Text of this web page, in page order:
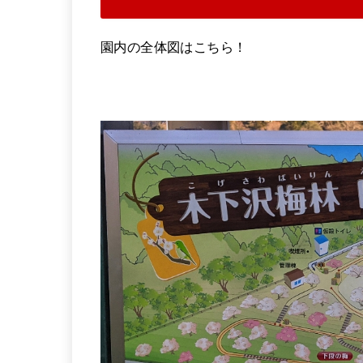
園内の全体図はこちら！